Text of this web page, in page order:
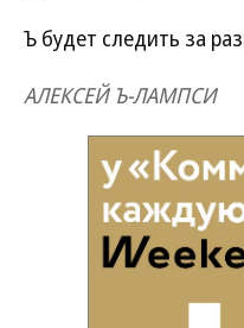
Ъ будет следить за
АЛЕКСЕЙ Ъ-ЛАМПСИ